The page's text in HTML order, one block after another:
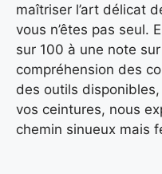
maîtriser l’art délicat
vous n’êtes pas seul.
sur 100 à une note
compréhension des
des outils
vos ceintures, nous
chemin sinueux mais